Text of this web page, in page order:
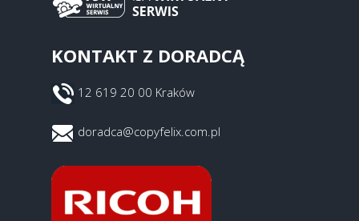
KONTAKT Z DORADCĄ
12 619 20 00 Kraków
doradca@copyfelix.com.pl